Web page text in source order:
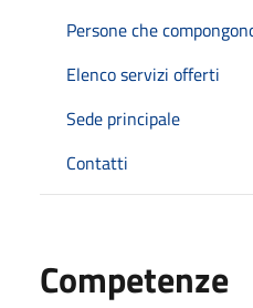
Persone che
Elenco servizi offerti
Sede principale
Contatti
Competenze